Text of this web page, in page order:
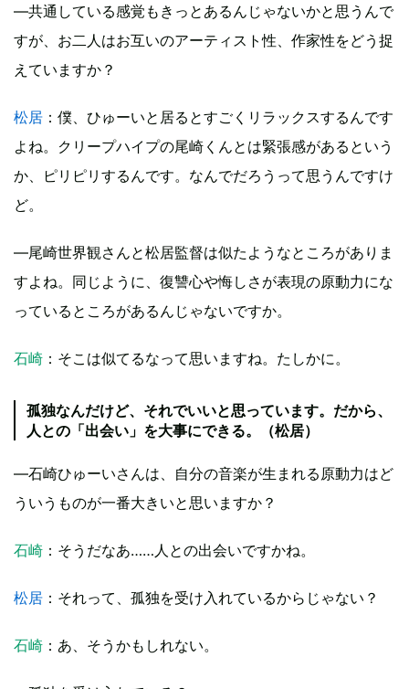
―共通している感覚もきっとあるんじゃないかと思うんで
すが、お二人はお互いのアーティスト性、作家性をどう捉
えていますか？
松居 ：僕、ひゅーいと居るとすごくリラックスするんです
よね。クリープハイプの尾崎くんとは緊張感があるという
か、ピリピリするんです。なんでだろうって思うんですけ
ど。
―尾崎世界観さんと松居監督は似たようなところがありま
すよね。同じように、復讐心や悔しさが表現の原動力にな
っているところがあるんじゃないですか。
石崎 ：そこは似てるなって思いますね。たしかに。
孤独なんだけど、それでいいと思っています。だから、
人との「出会い」を大事にできる。（松居）
―石崎ひゅーいさんは、自分の音楽が生まれる原動力はど
ういうものが一番大きいと思いますか？
石崎 ：そうだなあ……人との出会いですかね。
松居 ：それって、孤独を受け入れているからじゃない？
石崎 ：あ、そうかもしれない。